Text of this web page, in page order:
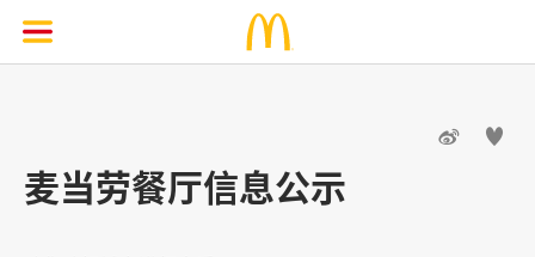
 
麦当劳餐厅信息公示